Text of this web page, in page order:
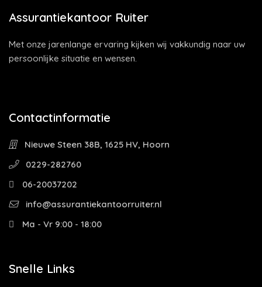
Assurantiekantoor Ruiter
Met onze jarenlange ervaring kijken wij vakkundig naar uw
persoonlijke situatie en wensen.
Contactinformatie
Nieuwe Steen 38B, 1625 HV, Hoorn
0229-282760
06-20037202
info@assurantiekantoorruiter.nl
Ma - Vr 9:00 - 18:00
Snelle Links